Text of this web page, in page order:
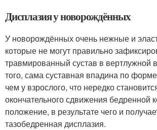
Дисплазия у новорождённых
У новорождённых очень нежные и
которые не могут правильно
травмированный сустав в вертлужной
того, сама суставная впадина по
чем у взрослого, что нередко
окончательного сдвижения бедренной
положение, в результате чего и
тазобедренная дисплазия.